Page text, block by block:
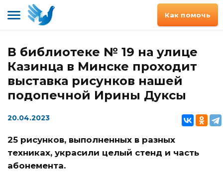
Как помочь
В библиотеке № 19 на улице
Казинца в Минске проходит
выставка рисунков нашей
подопечной Ирины Дуксы
20.04.2023
25 рисунков, выполненных в разных
техниках, украсили целый стенд и часть
абонемента.